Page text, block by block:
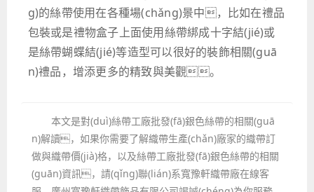
g)的絲帶使用在各種場(chǎng)景中，比如在禮品
包裝或是禮物盒子上面使用絲帶綁成十字結(jié)或
是絲帶蝴蝶結(jié)等造型可以很好的裝飾相關(guā
n)禮品，增添更多的精致與美觀。
本文是對(duì)絲帶工廠批發(fā)銀色絲帶的相關(guā
n)解讀，如果你需要了解織帶生產(chǎn)廠家的織帶訂
做與織帶價(jià)格，以及絲帶工廠批發(fā)銀色絲帶的相關
(guān)資訊，請(qǐng)聯(lián)系寬豫軒織帶廠在線客